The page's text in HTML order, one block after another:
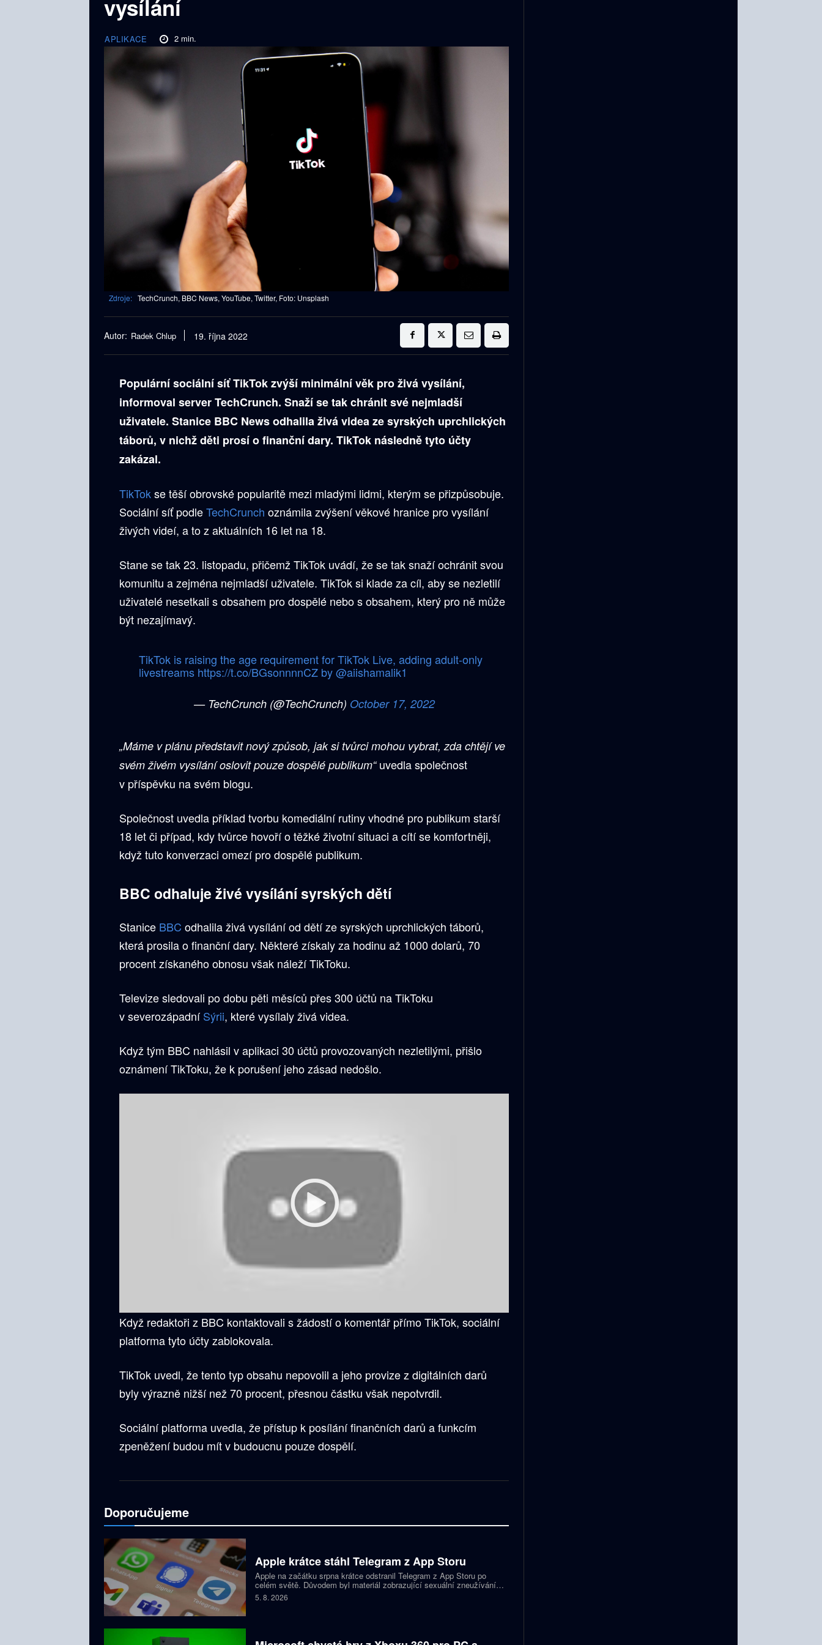
vysílání
APLIKACE 2 min.
Zdroje: TechCrunch, BBC News, YouTube, Twitter, Foto: Unsplash
Autor: Radek Chlup 19. října 2022
Populární sociální síť TikTok zvýší minimální věk pro živá vysílání,
informoval server TechCrunch. Snaží se tak chránit své nejmladší
uživatele. Stanice BBC News odhalila živá videa ze syrských uprchlických
táborů, v nichž děti prosí o finanční dary. TikTok následně tyto účty
zakázal.
TikTokse těší obrovské popularitě mezi mladými lidmi, kterým se přizpůsobuje.
Sociální síť podleTechCrunch oznámila zvýšení věkové hranice pro vysílání
živých videí, a to z aktuálních 16 let na 18.
Stane se tak 23. listopadu, přičemž TikTok uvádí, že se tak snaží ochránit svou
komunitu a zejména nejmladší uživatele. TikTok si klade za cíl, aby se nezletilí
uživatelé nesetkali s obsahem pro dospělé nebo s obsahem, který pro ně může
být nezajímavý.
TikTok is raising the age requirement for TikTok Live, adding adult-only
livestreams https://t.co/BGsonnnnCZby@aiishamalik1
— TechCrunch (@TechCrunch) October 17, 2022
„Máme v plánu představit nový způsob, jak si tvůrci mohou vybrat, zda chtějí ve
svém živém vysílání oslovit pouze dospělé publikum“uvedla společnost
v příspěvku na svém blogu.
Společnost uvedla příklad tvorbu komediální rutiny vhodné pro publikum starší
18 let či případ, kdy tvůrce hovoří o těžké životní situaci a cítí se komfortněji,
když tuto konverzaci omezí pro dospělé publikum.
BBC odhaluje živé vysílání syrských dětí
Stanice BBC odhalila živá vysílání od dětí ze syrských uprchlických táborů,
která prosila o finanční dary. Některé získaly za hodinu až 1000 dolarů, 70
procent získaného obnosu však náleží TikToku.
Televize sledovali po dobu pěti měsíců přes 300 účtů na TikToku
v severozápadníSýrii, které vysílaly živá videa.
Když tým BBC nahlásil v aplikaci 30 účtů provozovaných nezletilými, přišlo
oznámení TikToku, že k porušení jeho zásad nedošlo.
Když redaktoři z BBC kontaktovali s žádostí o komentář přímo TikTok, sociální
platforma tyto účty zablokovala.
TikTok uvedl, že tento typ obsahu nepovolil a jeho provize z digitálních darů
byly výrazně nižší než 70 procent, přesnou částku však nepotvrdil.
Sociální platforma uvedla, že přístup k posílání finančních darů a funkcím
zpeněžení budou mít v budoucnu pouze dospělí.
Doporučujeme
Apple krátce stáhl Telegram z App Storu
Apple na začátku srpna krátce odstranil Telegram z App Storu po
celém světě. Důvodem byl materiál zobrazující sexuální zneužívání
dětí, který podle firmy sdílel jeden uživatel. Telegram účet rychle
zablokoval a aplikace se ještě během stejného dne do obchodu vrátila.
5. 8. 2026